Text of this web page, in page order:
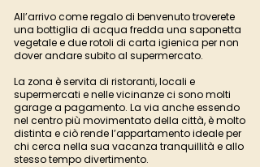
All’arrivo come regalo di benvenuto troverete
una bottiglia di acqua fredda una saponetta
vegetale e due rotoli di carta igienica per non
dover andare subito al supermercato.
La zona è servita di ristoranti, locali e
supermercati e nelle vicinanze ci sono molti
garage a pagamento. La via anche essendo
nel centro più movimentato della città, è molto
distinta e ciò rende l’appartamento ideale per
chi cerca nella sua vacanza tranquillità e allo
stesso tempo divertimento.